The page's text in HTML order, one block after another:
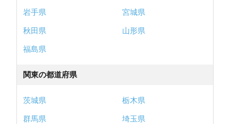
岩手県
宮城県
秋田県
山形県
福島県
関東の都道府県
茨城県
栃木県
群馬県
埼玉県